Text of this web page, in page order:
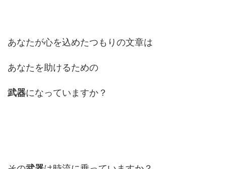
あなたが心を込めたつもりの文章は
あなたを助けるための
武器になっていますか？